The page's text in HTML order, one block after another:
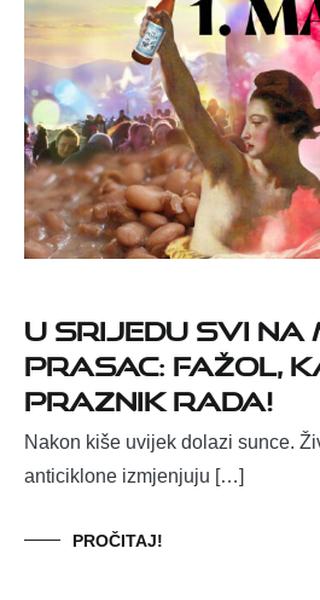
U srijedu svi na
prasac: Fažol,
Praznik rada!
Nakon kiše uvijek dolazi sunce.
anticiklone izmjenjuju […]
PROČITAJ!